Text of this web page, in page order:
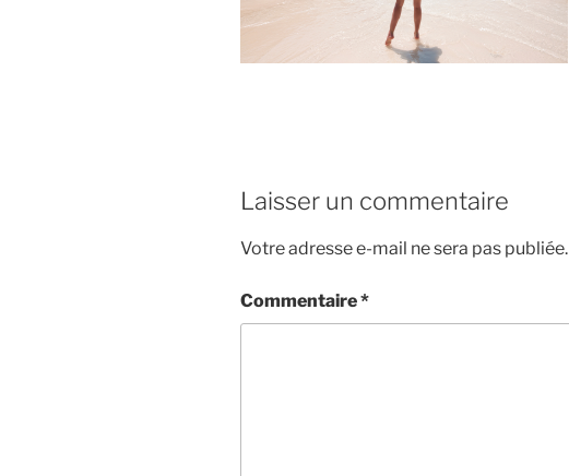
Laisser un commentaire
Votre adresse e-mail ne sera pas publiée.
Commentaire*